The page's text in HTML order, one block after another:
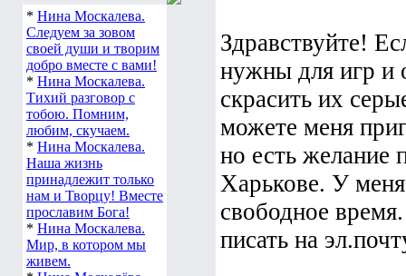
* Нина Москалева.
Следуем за зовом
своей души и творим
добро вместе с вами!
* Нина Москалева.
Тихий разговор с
тобою. Помним,
любим, скучаем.
* Нина Москалева.
Наша жизнь
принадлежит только
нам и Творцу! Вместе
прославим Бога!
* Нина Москалева.
Мир, в котором мы
живем.
Здравствуйте!
нужны для игр и
скрасить их
можете меня
но есть желание
Харькове. У
свободное
писать на